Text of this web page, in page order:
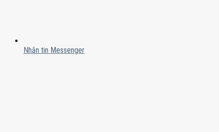
Nhắn tin Messenger